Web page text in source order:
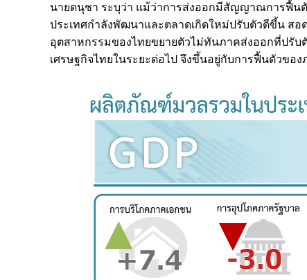
นายดนุชา ระบุว่า แม้ว่าการส่งออกมีสัญญาณการฟื้นตั
ประเทศกำลังพัฒนาและตลาดเกิดใหม่ปรับตัวดีขึ้น ส
อุตสาหกรรมของไทยขยายตัวไม่ทันภาคส่งออกที่ปรับ
เศรษฐกิจไทยในระยะต่อไป จึงขึ้นอยู่กับการฟื้นตัวขอ